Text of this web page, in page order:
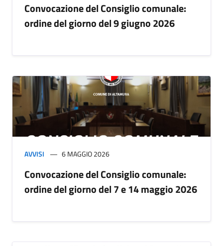
Convocazione del Consiglio comunale:
ordine del giorno del 9 giugno 2026
AVVISI 6 MAGGIO 2026
Convocazione del Consiglio comunale:
ordine del giorno del 7 e 14 maggio 2026